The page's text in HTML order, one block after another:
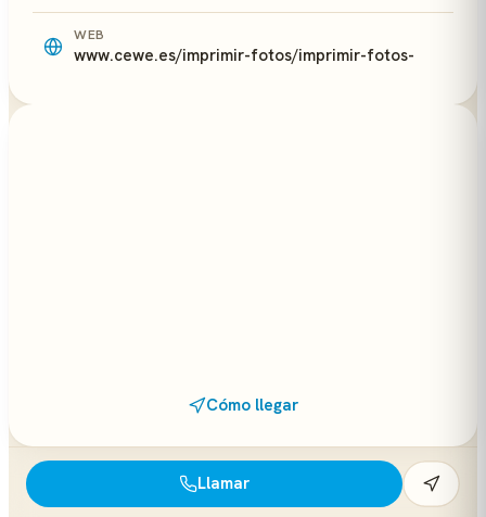
WEB
www.cewe.es/imprimir-fotos/imprimir-fotos-
Cómo llegar
Llamar